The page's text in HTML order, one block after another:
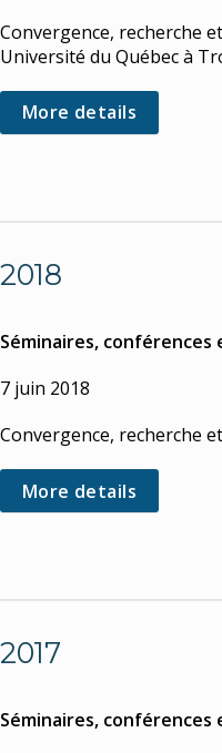
Convergence, recherche
Université du Québec à
More details
2018
Séminaires,
7 juin 2018
Convergence, recherche
More details
2017
Séminaires,